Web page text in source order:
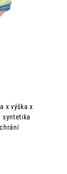
x výška x
syntetika